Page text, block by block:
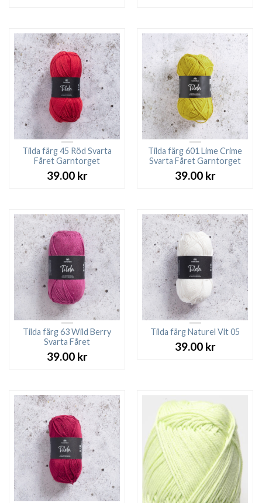
Tilda färg 45 Röd Svarta
Fåret Garntorget
39.00 kr
Tilda färg 601 Lime Crime
Svarta Fåret Garntorget
39.00 kr
Tilda färg 63 Wild Berry
Svarta Fåret
39.00 kr
Tilda färg Naturel Vit 05
39.00 kr